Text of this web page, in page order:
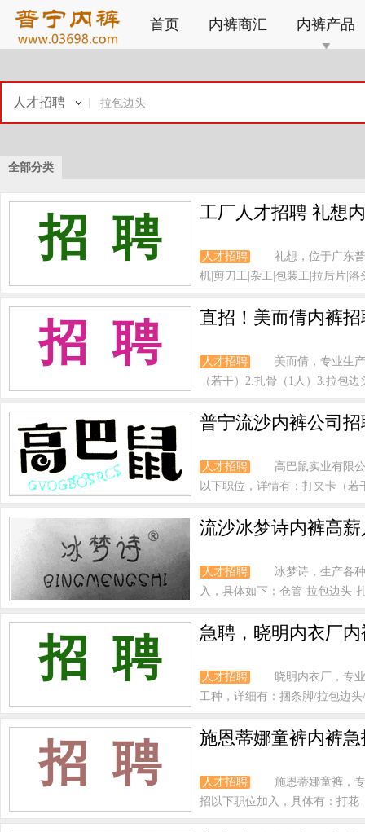
首页 内裤商汇 内裤产品
人才招聘
全部分类
招 聘 工厂人才招聘 礼想
人才招聘
礼想，位于广东
机|剪刀工|杂工|包装工|拉后片|
招 聘 直招！美而倩内裤
人才招聘
美而倩，专业生
（若干）2.扎骨（1人）3.拉包
普宁流沙内裤公司
人才招聘
高巴鼠实业有限
以下职位，详情有：打夹卡（
流沙冰梦诗内裤高
人才招聘
冰梦诗，生产各
入，具体如下：仓管-拉包边头-
招 聘 急聘，晓明内衣厂
人才招聘
晓明内衣厂，专
工种，详细有：捆条脚/拉包边
招 聘 施恩蒂娜童裤内裤
人才招聘
施恩蒂娜童裤，
招以下职位加入，具体有：打花